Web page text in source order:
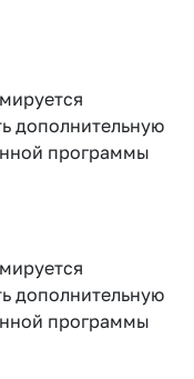
дополнительную
программы
дополнительную
программы